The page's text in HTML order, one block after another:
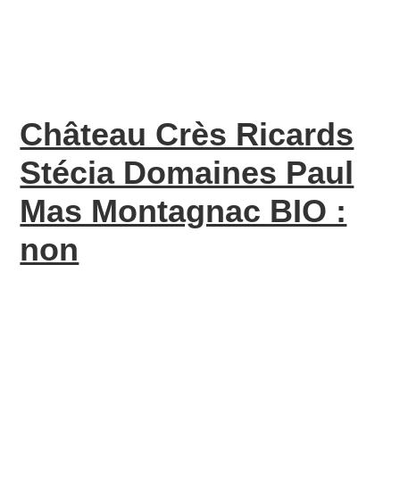
Château Crès Ricards
Stécia Domaines Paul
Mas Montagnac BIO :
non